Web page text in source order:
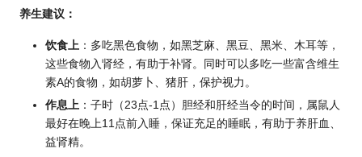
养生建议：
饮食上 ：多吃黑色食物，如黑芝麻、黑豆、黑米、木耳等，
这些食物入肾经，有助于补肾。同时可以多吃一些富含维生
素A的食物，如胡萝卜、猪肝，保护视力。
作息上 ：子时（23点-1点）胆经和肝经当令的时间，属鼠人
最好在晚上11点前入睡，保证充足的睡眠，有助于养肝血、
益肾精。